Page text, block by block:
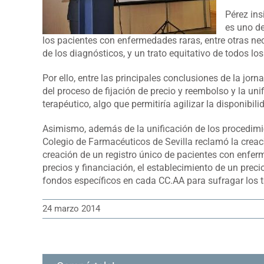
Pérez
es uno
los pacientes con enfermedades raras, entre otras
de los diagnósticos, y un trato equitativo de todos
Por ello, entre las principales conclusiones de la
del proceso de fijación de precio y reembolso y la
terapéutico, algo que permitiría agilizar la
Asimismo, además de la unificación de los
Colegio de Farmacéuticos de Sevilla reclamó la
creación de un registro único de pacientes con
precios y financiación, el establecimiento de un
fondos específicos en cada CC.AA para sufragar
24 marzo 2014